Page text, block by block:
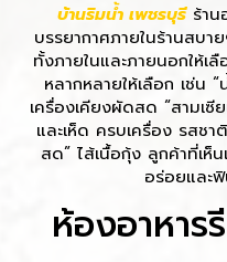
บ้านริมน้ำ เพชรบุรีร้าน
บรรยากาศภายในร้านสบ
ทั้งภายในและภายนอกให้เ
หลากหลายให้เลือก เช่น
เครื่องเคียงผัดสด “สามเซี
และเห็ด ครบเครื่อง รสช
สด” ไส้เนื้อกุ้ง ลูกค้าที่เห็
อร่อยและ
ห้องอาหาร